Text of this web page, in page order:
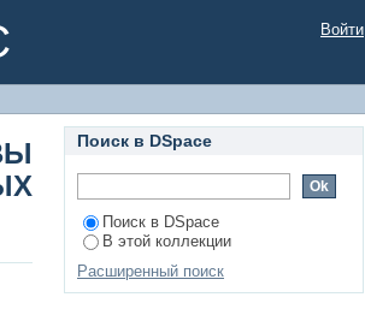
ФИЗИКИ АТОМА,
Войти
Поиск в DSpace
Поиск в DSpace
В этой коллекции
Расширенный поиск